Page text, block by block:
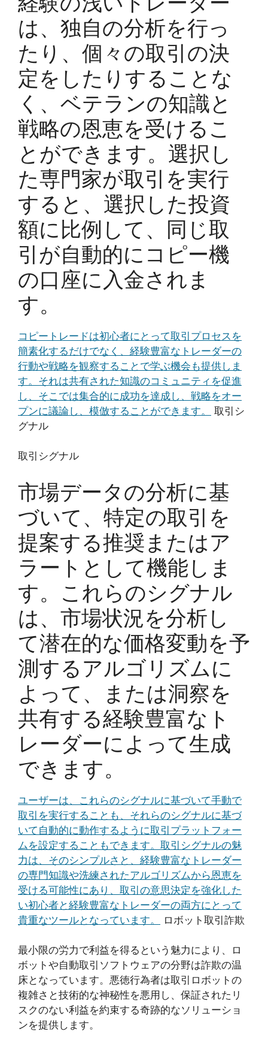
は、独自の分析を行っ
たり、個々の取引の決
定をしたりすることな
く、ベテランの知識と
戦略の恩恵を受けるこ
とができます。選択し
た専門家が取引を実行
すると、選択した投資
額に比例して、同じ取
引が自動的にコピー機
の口座に入金されま
す。
コピートレードは初心者にとって取引プロセスを
簡素化するだけでなく、経験豊富なトレーダーの
行動や戦略を観察することで学ぶ機会も提供しま
す。それは共有された知識のコミュニティを促進
し、そこでは集合的に成功を達成し、戦略をオー
プンに議論し、模倣することができます。
取引シ
グナル
取引シグナル
市場データの分析に基
づいて、特定の取引を
提案する推奨またはア
ラートとして機能しま
す。これらのシグナル
は、市場状況を分析し
て潜在的な価格変動を予
測するアルゴリズムに
よって、または洞察を
共有する経験豊富なト
レーダーによって生成
できます。
ユーザーは、これらのシグナルに基づいて手動で
取引を実行することも、それらのシグナルに基づ
いて自動的に動作するように取引プラットフォー
ムを設定することもできます。取引シグナルの魅
力は、そのシンプルさと、経験豊富なトレーダー
の専門知識や洗練されたアルゴリズムから恩恵を
受ける可能性にあり、取引の意思決定を強化した
い初心者と経験豊富なトレーダーの両方にとって
貴重なツールとなっています。
ロボット取引詐欺
最小限の労力で利益を得るという魅力により、ロ
ボットや自動取引ソフトウェアの分野は詐欺の温
床となっています。悪徳行為者は取引ロボットの
複雑さと技術的な神秘性を悪用し、保証されたリ
スクのない利益を約束する奇跡的なソリューショ
ンを提供します。